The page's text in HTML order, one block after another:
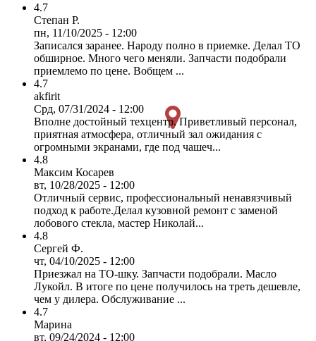
4.7
Степан Р.
пн, 11/10/2025 - 12:00
Записался заранее. Народу полно в приемке. Делал ТО
обширное. Много чего меняли. Запчасти подобрали
приемлемо по цене. Вобщем ...
4.7
akfirit
Срд, 07/31/2024 - 12:00
Вполне достойный техцентр. Приветливый персонал,
приятная атмосфера, отличный зал ожидания с
огромными экранами, где под чашеч...
4.8
Максим Косарев
вт, 10/28/2025 - 12:00
Отличный сервис, профессиональный ненавязчивый
подход к работе.Делал кузовной ремонт с заменой
лобового стекла, мастер Николай...
4.8
Сергей Ф.
чт, 04/10/2025 - 12:00
Приезжал на ТО-шку. Запчасти подобрали. Масло
Лукойл. В итоге по цене получилось на треть дешевле,
чем у дилера. Обслуживание ...
4.7
Марина
вт, 09/24/2024 - 12:00